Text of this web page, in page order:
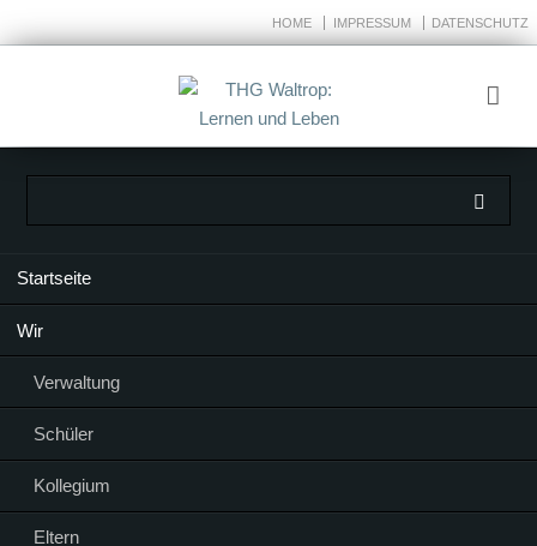
HOME IMPRESSUM DATENSCHUTZ
Startseite
Wir
Verwaltung
Schüler
Kollegium
Eltern